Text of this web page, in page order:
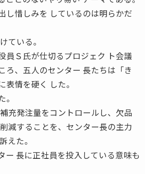
し惜しみを しているのは明らかだ
ている。
員Ｓ氏が仕切るプロジェク ト会議
ろ、五人のセンター 長たちは「き
表情を硬く した。
充発注量をコントロールし、欠品
減することを、センター長の主力
えた。
ー 長に正社員を投入している意味も